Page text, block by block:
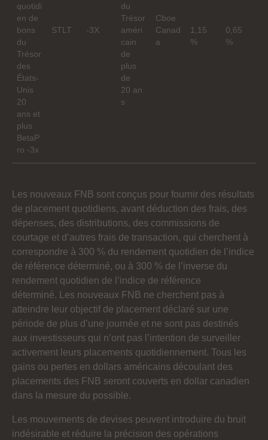
quotidi
en de
bons
du
Trésor
des
États-
Unis
20
ans et
plus
BetaP
ro -3x
STLT -3X
du
Trésor
améri
cain
de
plus
de
20 an
s
Cboe
Canad
a
1,15
%
0,65
%
Les nouveaux FNB sont conçus pour fournir des résultats
de placement quotidiens, avant déduction des frais, des
dépenses, des distributions, des commissions de
courtage et d’autres frais de transaction, qui cherchent à
correspondre à 300 % du rendement quotidien de l’indice
de référence déterminé, ou à 300 % de l’inverse du
rendement quotidien de l’indice de référence
déterminé. Les nouveaux FNB ne cherchent pas à
atteindre leur objectif de placement déclaré sur une
période de plus d’une journée et ne sont pas destinés
aux investisseurs qui n’ont pas l’intention de surveiller
activement leurs placements quotidiennement. Tous les
gains ou pertes en dollars américains découlant des
placements des FNB seront couverts en dollar canadien
dans la mesure du possible.
Les mouvements de devises peuvent introduire du bruit
indésirable et réduire la précision des opérations